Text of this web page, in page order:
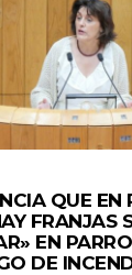
QUE EN
FRANJAS
EN
DE